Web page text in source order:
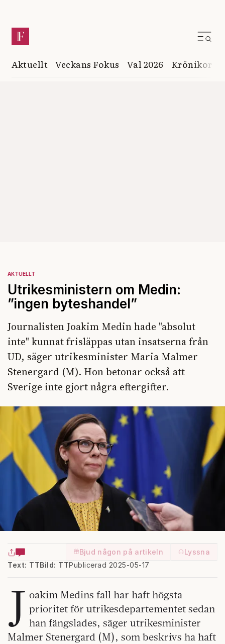
Aktuellt Veckans Fokus Val 2026 Krönikor
AKTUELLT
Utrikesministern om Medin:
”ingen byteshandel”
Journalisten Joakim Medin hade "absolut
inte" kunnat frisläppas utan insatserna från
UD, säger utrikesminister Maria Malmer
Stenergard (M). Hon betonar också att
Sverige inte gjort några eftergifter.
Bjud någon på artikeln
Lyssna
Text: TT
Publicerad 2025-05-17
Bild: TT
J oakim Medins fall har haft högsta
prioritet för utrikesdepartementet sedan
han fängslades, säger utrikesminister
Malmer Stenergard (M), som beskrivs ha haft